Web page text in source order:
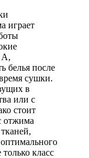
играет
A,
белья после
сушки.
в
или с
стоит
отжима
класс